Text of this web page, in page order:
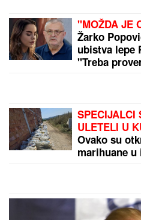
DOJAVA O
STANICI
(VIDEO)
POVUKAO